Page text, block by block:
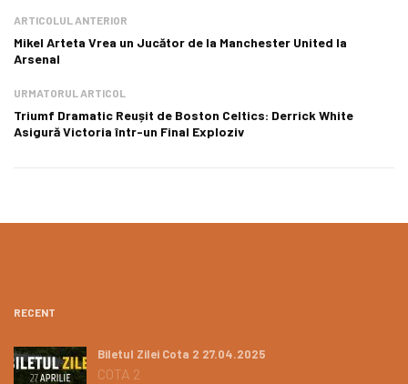
ARTICOLUL ANTERIOR
Mikel Arteta Vrea un Jucător de la Manchester United la
Arsenal
URMATORUL ARTICOL
Triumf Dramatic Reușit de Boston Celtics: Derrick White
Asigură Victoria într-un Final Exploziv
RECENT
Biletul Zilei Cota 2 27.04.2025
COTA 2